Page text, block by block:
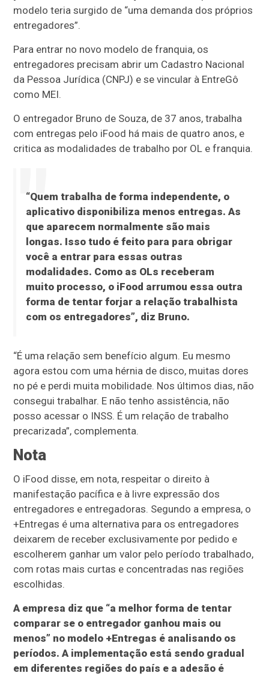
modelo teria surgido de “uma demanda dos próprios
entregadores”.
Para entrar no novo modelo de franquia, os
entregadores precisam abrir um Cadastro Nacional
da Pessoa Jurídica (CNPJ) e se vincular à EntreGô
como MEI.
O entregador Bruno de Souza, de 37 anos, trabalha
com entregas pelo iFood há mais de quatro anos, e
critica as modalidades de trabalho por OL e franquia.
“Quem trabalha de forma independente, o
aplicativo disponibiliza menos entregas. As
que aparecem normalmente são mais
longas. Isso tudo é feito para para obrigar
você a entrar para essas outras
modalidades. Como as OLs receberam
muito processo, o iFood arrumou essa outra
forma de tentar forjar a relação trabalhista
com os entregadores”, diz Bruno.
“É uma relação sem benefício algum. Eu mesmo
agora estou com uma hérnia de disco, muitas dores
no pé e perdi muita mobilidade. Nos últimos dias, não
consegui trabalhar. E não tenho assistência, não
posso acessar o INSS. É um relação de trabalho
precarizada”, complementa.
Nota
O iFood disse, em nota, respeitar o direito à
manifestação pacífica e à livre expressão dos
entregadores e entregadoras. Segundo a empresa, o
+Entregas é uma alternativa para os entregadores
deixarem de receber exclusivamente por pedido e
escolherem ganhar um valor pelo período trabalhado,
com rotas mais curtas e concentradas nas regiões
escolhidas.
A empresa diz que “a melhor forma de tentar
comparar se o entregador ganhou mais ou
menos” no modelo +Entregas é analisando os
períodos. A implementação está sendo gradual
em diferentes regiões do país e a adesão é